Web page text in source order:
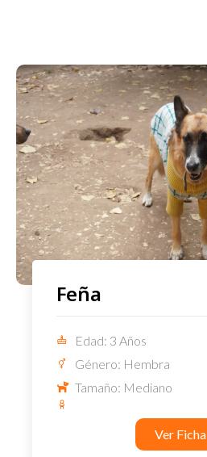
Feña
Edad: 3 Años
Género: Hembra
Tamaño: Mediano
Ver Ficha